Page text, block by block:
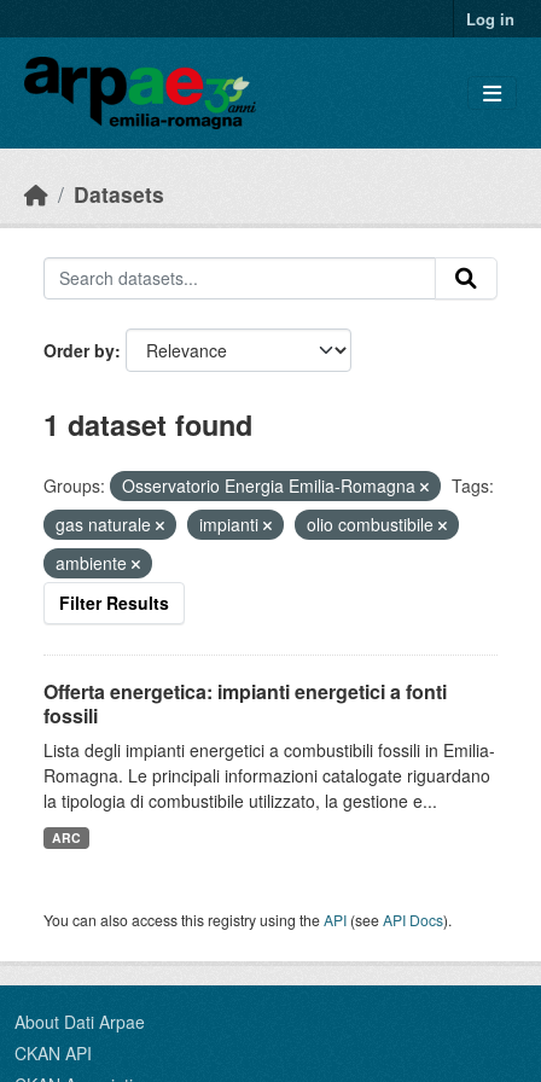
Log in
Datasets
Order by
1 dataset found
Groups: Osservatorio Energia Emilia-Romagna
Tags:
gas naturale
impianti
olio combustibile
ambiente
Filter Results
Offerta energetica: impianti energetici a fonti
fossili
Lista degli impianti energetici a combustibili fossili in Emilia-
Romagna. Le principali informazioni catalogate riguardano
la tipologia di combustibile utilizzato, la gestione e...
ARC
You can also access this registry using theAPI (seeAPI Docs).
About Dati Arpae
CKAN API